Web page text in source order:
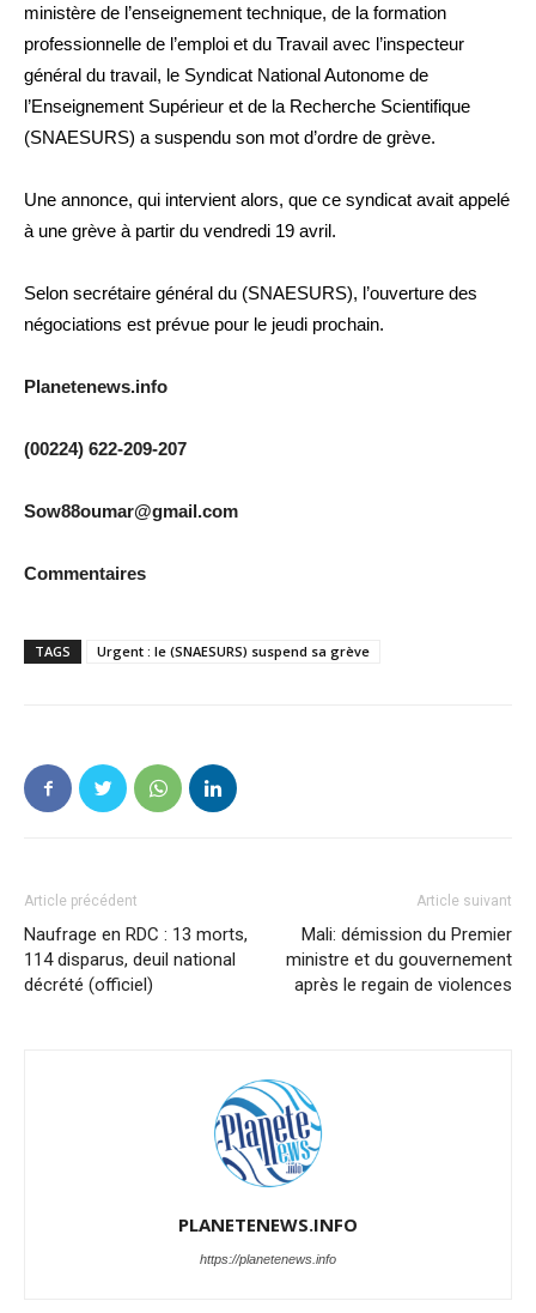
ministère de l’enseignement technique, de la formation
professionnelle de l’emploi et du Travail avec l’inspecteur
général du travail, le Syndicat National Autonome de
l’Enseignement Supérieur et de la Recherche Scientifique
(SNAESURS) a suspendu son mot d’ordre de grève.
Une annonce, qui intervient alors, que ce syndicat avait appelé
à une grève à partir du vendredi 19 avril.
Selon secrétaire général du (SNAESURS), l’ouverture des
négociations est prévue pour le jeudi prochain.
Planetenews.info
(00224) 622-209-207
Sow88oumar@gmail.com
Commentaires
TAGS Urgent : le (SNAESURS) suspend sa grève
Article précédent
Naufrage en RDC : 13 morts,
114 disparus, deuil national
décrété (officiel)
Article suivant
Mali: démission du Premier
ministre et du gouvernement
après le regain de violences
PLANETENEWS.INFO
https://planetenews.info